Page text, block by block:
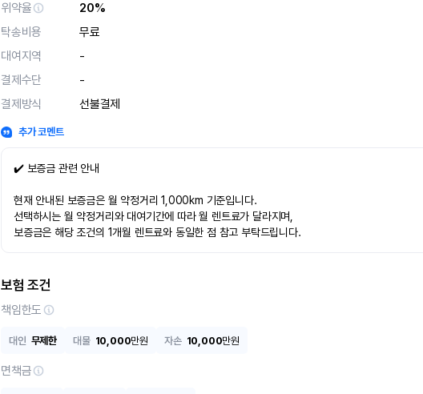
위약율
20%
탁송비용
무료
대여지역
-
결제수단
-
결제방식
선불결제
추가 코멘트
✔️ 보증금 관련 안내
현재 안내된 보증금은 월 약정거리 1,000km 기준입니다.
선택하시는 월 약정거리와 대여기간에 따라 월 렌트료가 달라지며,
보증금은 해당 조건의 1개월 렌트료와 동일한 점 참고 부탁드립니다.
보험 조건
책임한도
대인 무제한 대물 10,000만원 자손 10,000만원
면책금